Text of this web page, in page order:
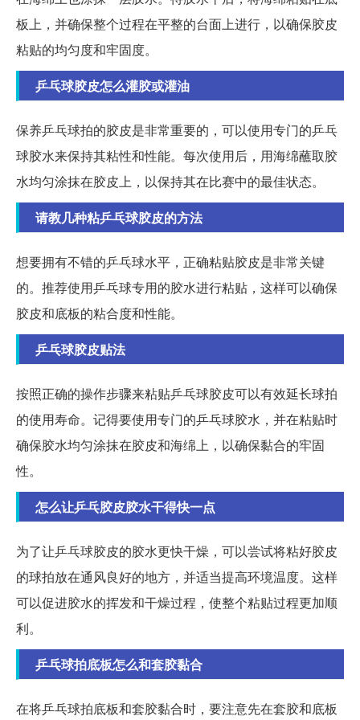
板上，并确保整个过程在平整的台面上进行，以确保胶皮
粘贴的均匀度和牢固度。
乒乓球胶皮怎么灌胶或灌油
保养乒乓球拍的胶皮是非常重要的，可以使用专门的乒乓
球胶水来保持其粘性和性能。每次使用后，用海绵蘸取胶
水均匀涂抹在胶皮上，以保持其在比赛中的最佳状态。
请教几种粘乒乓球胶皮的方法
想要拥有不错的乒乓球水平，正确粘贴胶皮是非常关键
的。推荐使用乒乓球专用的胶水进行粘贴，这样可以确保
胶皮和底板的粘合度和性能。
乒乓球胶皮贴法
按照正确的操作步骤来粘贴乒乓球胶皮可以有效延长球拍
的使用寿命。记得要使用专门的乒乓球胶水，并在粘贴时
确保胶水均匀涂抹在胶皮和海绵上，以确保黏合的牢固
性。
怎么让乒乓胶皮胶水干得快一点
为了让乒乓球胶皮的胶水更快干燥，可以尝试将粘好胶皮
的球拍放在通风良好的地方，并适当提高环境温度。这样
可以促进胶水的挥发和干燥过程，使整个粘贴过程更加顺
利。
乒乓球拍底板怎么和套胶黏合
在将乒乓球拍底板和套胶黏合时，要注意先在套胶和底板